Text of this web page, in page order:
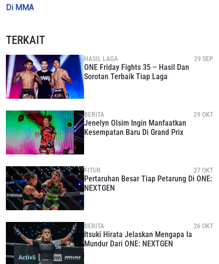
Di MMA
TERKAIT
HASIL LAGA 29 SEP
ONE Friday Fights 35 – Hasil Dan
Sorotan Terbaik Tiap Laga
BERITA 29 OKT
Jenelyn Olsim Ingin Manfaatkan
Kesempatan Baru Di Grand Prix
FITUR 27 OKT
Pertaruhan Besar Tiap Petarung Di ONE:
NEXTGEN
BERITA 26 OKT
Itsuki Hirata Jelaskan Mengapa Ia
Mundur Dari ONE: NEXTGEN